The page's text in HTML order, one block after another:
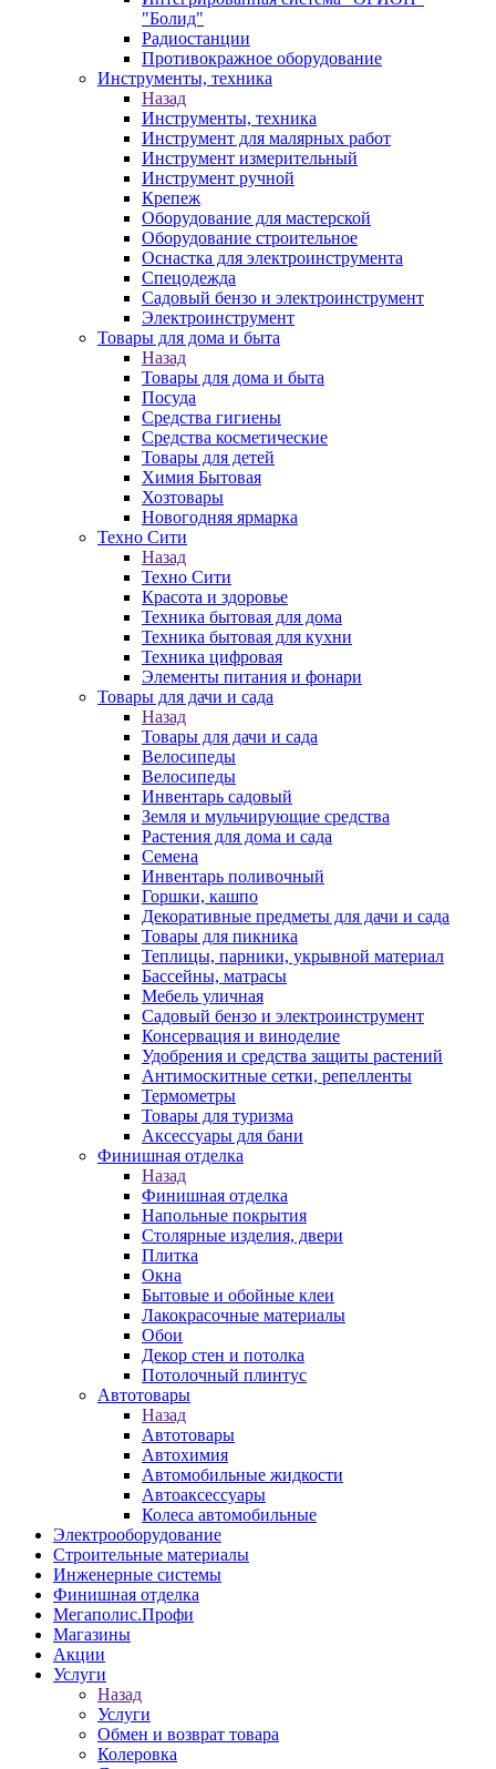
"Болид"
Радиостанции
Противокражное оборудование
Инструменты, техника
Назад
Инструменты, техника
Инструмент для малярных работ
Инструмент измерительный
Инструмент ручной
Крепеж
Оборудование для мастерской
Оборудование строительное
Оснастка для электроинструмента
Спецодежда
Садовый бензо и электроинструмент
Электроинструмент
Товары для дома и быта
Назад
Товары для дома и быта
Посуда
Средства гигиены
Средства косметические
Товары для детей
Химия Бытовая
Хозтовары
Новогодняя ярмарка
Техно Сити
Назад
Техно Сити
Красота и здоровье
Техника бытовая для дома
Техника бытовая для кухни
Техника цифровая
Элементы питания и фонари
Товары для дачи и сада
Назад
Товары для дачи и сада
Велосипеды
Велосипеды
Инвентарь садовый
Земля и мульчирующие средства
Растения для дома и сада
Семена
Инвентарь поливочный
Горшки, кашпо
Декоративные предметы для дачи и сада
Товары для пикника
Теплицы, парники, укрывной материал
Бассейны, матрасы
Мебель уличная
Садовый бензо и электроинструмент
Консервация и виноделие
Удобрения и средства защиты растений
Антимоскитные сетки, репелленты
Термометры
Товары для туризма
Аксессуары для бани
Финишная отделка
Назад
Финишная отделка
Напольные покрытия
Столярные изделия, двери
Плитка
Окна
Бытовые и обойные клеи
Лакокрасочные материалы
Обои
Декор стен и потолка
Потолочный плинтус
Автотовары
Назад
Автотовары
Автохимия
Автомобильные жидкости
Автоаксессуары
Колеса автомобильные
Электрооборудование
Строительные материалы
Инженерные системы
Финишная отделка
Мегаполис.Профи
Магазины
Акции
Услуги
Назад
Услуги
Обмен и возврат товара
Колеровка